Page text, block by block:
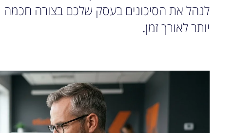
לנהל את הסיכונים בעסק שלכם בצורה
יותר לאורך זמן.